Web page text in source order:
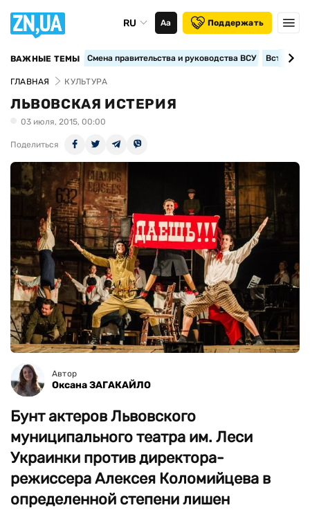
RU Аа Поддержать
ВАЖНЫЕ ТЕМЫ Смена правительства и руководства ВСУ
ГЛАВНАЯ КУЛЬТУРА
ЛЬВОВСКАЯ ИСТЕРИЯ
03 июля, 2015, 00:00
Поделиться
Автор
Оксана ЗАГАКАЙЛО
Бунт актеров Львовского
муниципального театра им. Леси
Украинки против директора-
режиссера Алексея Коломийцева в
определенной степени лишен